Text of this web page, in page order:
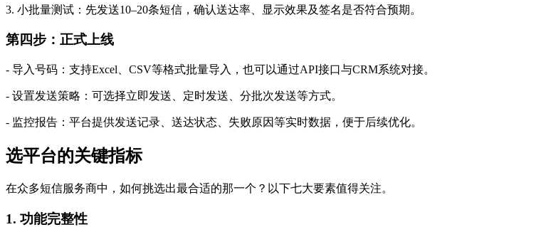
3. 小批量测试：先发送10–20条短信，确认送达率、显示效果及签名是否符合预期。
第四步：正式上线
- 导入号码：支持Excel、CSV等格式批量导入，也可以通过API接口与CRM系统对接。
- 设置发送策略：可选择立即发送、定时发送、分批次发送等方式。
- 监控报告：平台提供发送记录、送达状态、失败原因等实时数据，便于后续优化。
选平台的关键指标
在众多短信服务商中，如何挑选出最合适的那一个？以下七大要素值得关注。
1. 功能完整性